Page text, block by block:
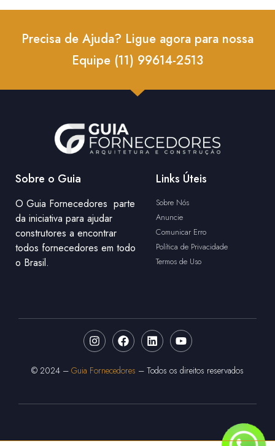
Precisa de Ajuda? Ligue agora para nossa
Equipe (11) 99614-2513
Sobre o Guia
O Guia Fornecedores parte
da iniciativa para ajudar
construtores a encontrar
todos fornecedores em todo
o Brasil.
Links Úteis
Sobre Nós
Anuncie
Comunicar Erro
Política de Privacidade
Termos de Uso
© 2024 – Guia Fornecedores – Todos os direitos reservados